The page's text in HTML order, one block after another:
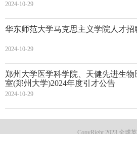
2024-10-29
华东师范大学马克思主义学院人才招
2024-10-29
郑州大学医学科学院、天健先进生物
室(郑州大学)2024年度引才公告
2024-10-29
CopyRight 2023 全球